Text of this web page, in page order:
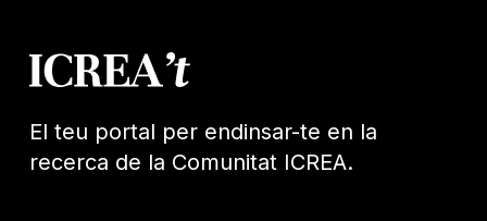
El teu portal per endinsar-te en la
recerca de la Comunitat ICREA.